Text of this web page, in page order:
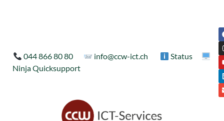
044 866 80 80 info@ccw-ict.ch
Status
Ninja Quicksupport